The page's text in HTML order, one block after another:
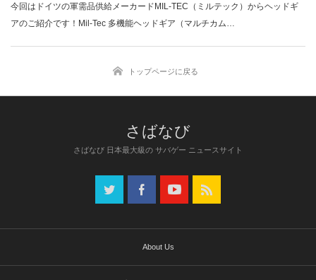
今回はドイツの軍需品供給メーカードMIL-TEC（ミルテック）からヘッドギ
アのご紹介です！Mil-Tec 多機能ヘッドギア（マルチカム…
トップページに戻る
さばなび 日本最大級の サバゲー ニュースサイト
About Us